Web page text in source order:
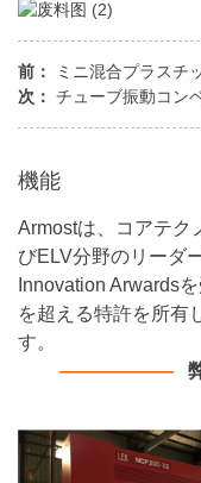
前：
ミニ混合プラスチ
次： チューブ振動コン
機能
Armostは、コアテク
びELV分野のリーダ
Innovation Arwards
を超える特許を所有
す。
——————